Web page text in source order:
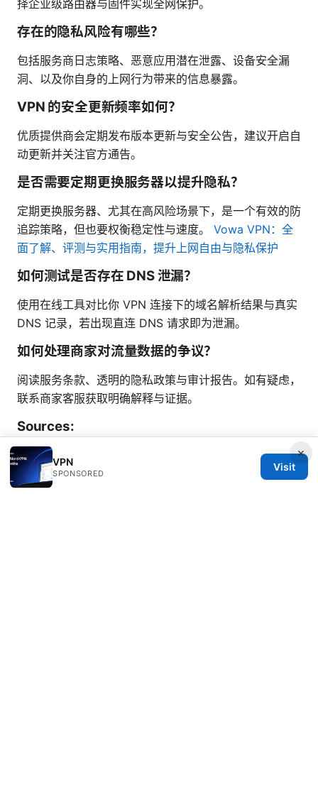
择企业级路由器与固件实现全网保护。
存在的隐私风险有哪些？
包括服务商日志策略、恶意应用潜在泄露、设备安全漏
洞、以及你自身的上网行为带来的信息暴露。
VPN 的安全更新频率如何？
优质提供商会定期发布版本更新与安全公告，建议开启自
动更新并关注官方通告。
是否需要定期更换服务器以提升隐私？
定期更换服务器、尤其在高风险场景下，是一个有效的防
追踪策略，但也要权衡稳定性与速度。 Vowa VPN：全
面了解、评测与实用指南，提升上网自由与隐私保护
如何测试是否存在 DNS 泄漏？
使用在线工具对比你 VPN 连接下的域名解析结果与真实
DNS 记录，若出现直连 DNS 请求即为泄漏。
如何处理商家对流量数据的争议？
阅读服务条款、透明的隐私政策与审计报告。如有疑虑，
联系商家客服获取明确解释与证据。
Sources:
How to disable nordvpns password manager
nordpass
×
VPN
SPONSORED
Visit